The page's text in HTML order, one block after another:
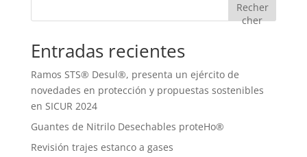
Recher
cher
Entradas recientes
Ramos STS® Desul®, presenta un ejército de
novedades en protección y propuestas sostenibles
en SICUR 2024
Guantes de Nitrilo Desechables proteHo®
Revisión trajes estanco a gases